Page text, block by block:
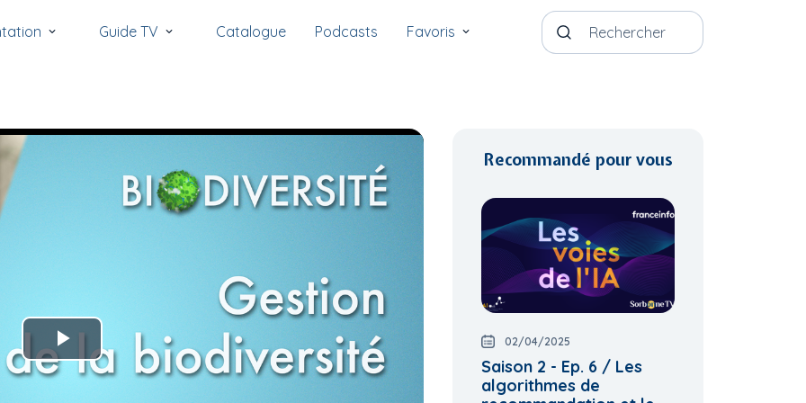
Guide TV Catalogue Podcasts Favoris
Recommandé pour vous
02/04/2025
Saison 2 - Ep. 6 / Les
algorithmes de